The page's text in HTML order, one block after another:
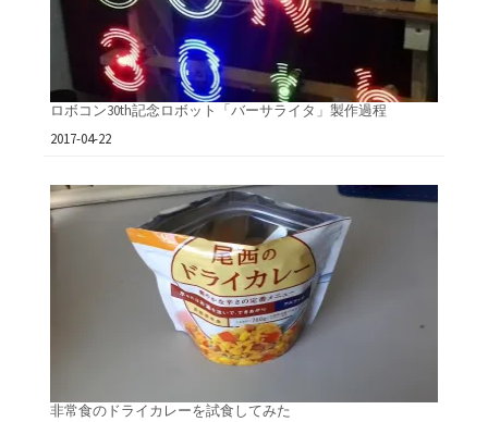
ロボコン30th記念ロボット「バーサライタ」製作過程
日付
2017-04-22
非常食のドライカレーを試食してみた